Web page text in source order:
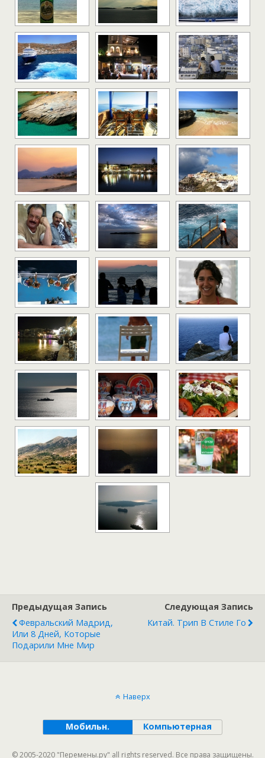
Предыдущая Запись
Февральский Мадрид,
Или 8 Дней, Которые
Подарили Мне Мир
Следующая Запись
Китай. Трип В Стиле Го
Наверх
Мобильн. Компьютерная
© 2005-2020 "Перемены.ру" all rights reserved. Все права защищены.